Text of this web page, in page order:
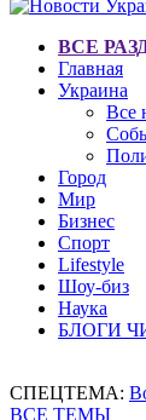
ВСЕ
Главная
Украина
Все
Город
Мир
Бизнес
Спорт
Lifestyle
Шоу-биз
Наука
БЛОГИ
СПЕЦТЕМА:
ВСЕ ТЕМЫ